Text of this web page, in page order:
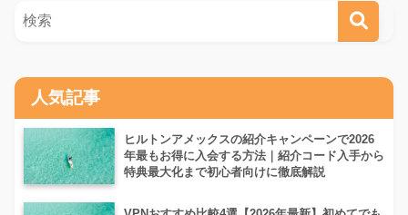
人気記事
ヒルトンアメックスの紹介キャンペーンで2026
年最もお得に入会する方法｜紹介コード入手から
特典最大化まで初心者向けに徹底解説